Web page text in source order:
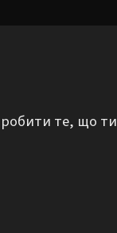
те, що ти